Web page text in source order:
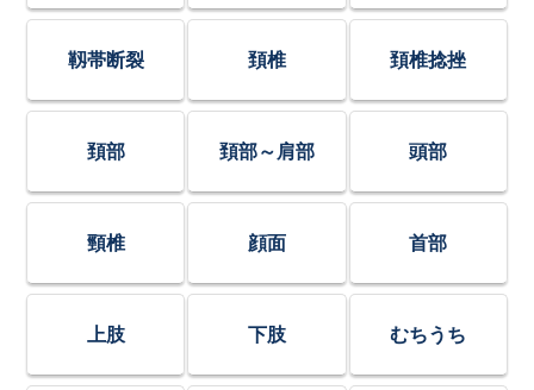
靱帯断裂 頚椎 頚椎捻挫
頚部 頚部～肩部 頭部
頸椎 顔面 首部
上肢 下肢 むちうち